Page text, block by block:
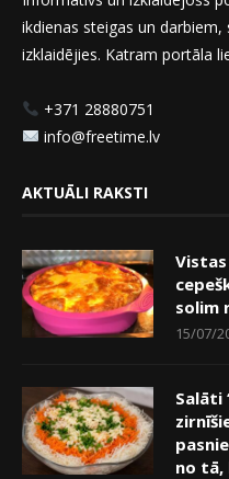
ikdienas steigas un
izklaidējies. Katram portāla
+371 28880751
info@freetime.lv
AKTUĀLI RAKSTI
solim
15/07/
Salāti
no tā,